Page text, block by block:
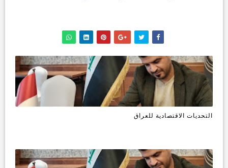
التحديات الاقتصادية للعراق